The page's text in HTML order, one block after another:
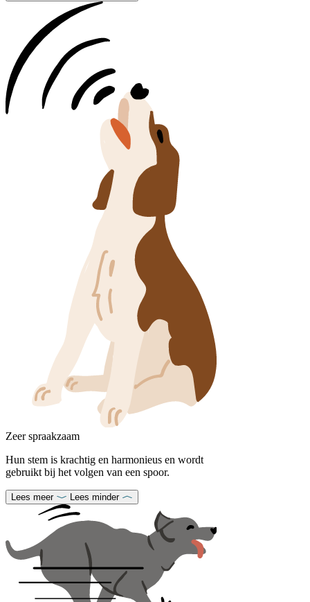
Zeer spraakzaam
Hun stem is krachtig en harmonieus en wordt
gebruikt bij het volgen van een spoor.
Lees meer Lees minder